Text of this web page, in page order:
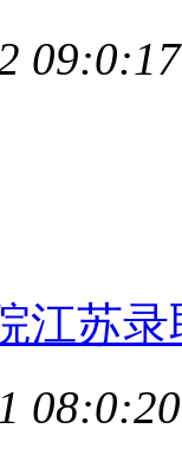
09:0:17
江苏录
08:0:20